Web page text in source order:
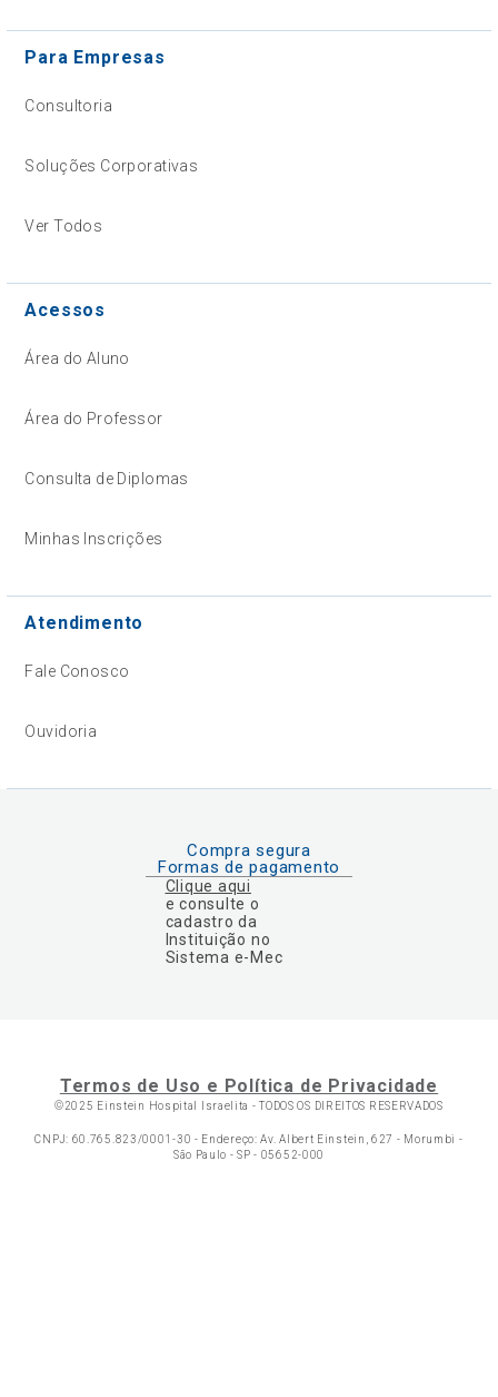
Para Empresas
Consultoria
Soluções Corporativas
Ver Todos
Acessos
Área do Aluno
Área do Professor
Consulta de Diplomas
Minhas Inscrições
Atendimento
Fale Conosco
Ouvidoria
Compra segura
Formas de pagamento
Clique aqui
e consulte o
cadastro da
Instituição no
Sistema e-Mec
Termos de Uso e Política de Privacidade
©2025 Einstein Hospital Israelita -TODOS OS DIREITOS RESERVADOS
CNPJ: 60.765.823/0001-30 - Endereço: Av. Albert Einstein, 627 - Morumbi -
São Paulo - SP - 05652-000